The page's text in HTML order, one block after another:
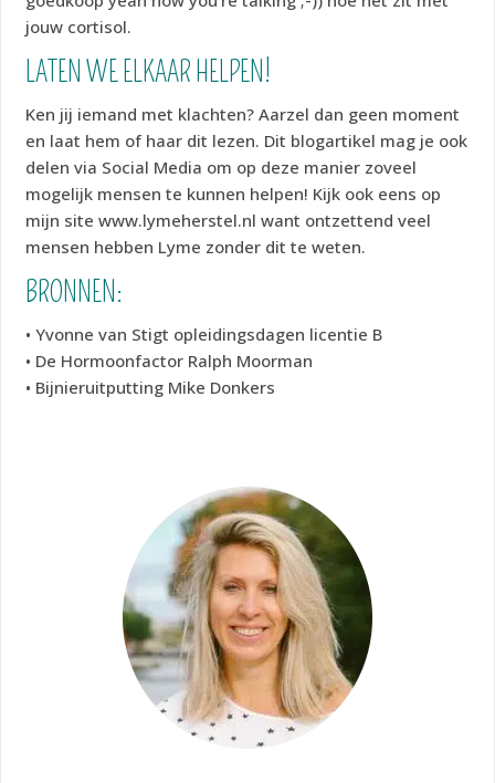
jouw cortisol.
LATEN WE ELKAAR HELPEN!
Ken jij iemand met klachten? Aarzel dan geen moment
en laat hem of haar dit lezen. Dit blogartikel mag je ook
delen via Social Media om op deze manier zoveel
mogelijk mensen te kunnen helpen! Kijk ook eens op
mijn site www.lymeherstel.nl want ontzettend veel
mensen hebben Lyme zonder dit te weten.
BRONNEN:
• Yvonne van Stigt opleidingsdagen licentie B
• De Hormoonfactor Ralph Moorman
• Bijnieruitputting Mike Donkers